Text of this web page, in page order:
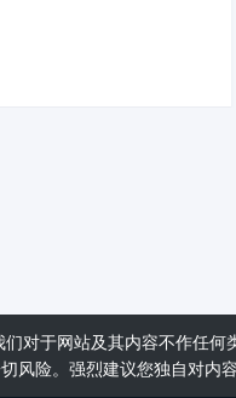
对于网站及其内容不作任
险。强烈建议您独自对内